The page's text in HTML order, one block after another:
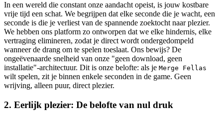
In een wereld die constant onze aandacht opeist, is jouw kostbare
vrije tijd een schat. We begrijpen dat elke seconde die je wacht, een
seconde is die je verliest van de spannende zoektocht naar plezier.
We hebben ons platform zo ontworpen dat we elke hindernis, elke
vertraging elimineren, zodat je direct wordt ondergedompeld
wanneer de drang om te spelen toeslaat. Ons bewijs? De
ongeëvenaarde snelheid van onze "geen download, geen
installatie"-architectuur. Dit is onze belofte: als je Merge Fellas
wilt spelen, zit je binnen enkele seconden in de game. Geen
wrijving, alleen puur, direct plezier.
2. Eerlijk plezier: De belofte van nul druk